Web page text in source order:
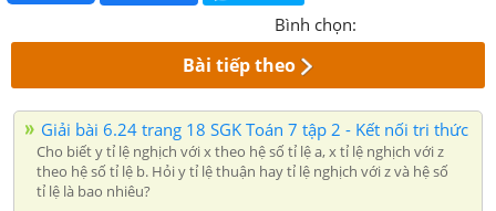
Bình chọn:
Bài tiếp theo
Giải bài 6.24 trang 18 SGK Toán 7 tập 2 - Kết nối tri thức
Cho biết y tỉ lệ nghịch với x theo hệ số tỉ lệ a, x tỉ lệ nghịch với z
theo hệ số tỉ lệ b. Hỏi y tỉ lệ thuận hay tỉ lệ nghịch với z và hệ số
tỉ lệ là bao nhiêu?